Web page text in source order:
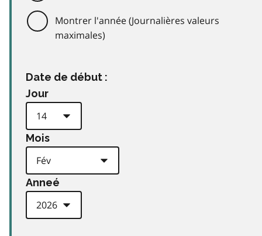
Montrer l'année (Journalières valeurs
maximales)
Date de début :
Jour
Mois
Anneé